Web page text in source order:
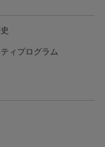
ィプログラム